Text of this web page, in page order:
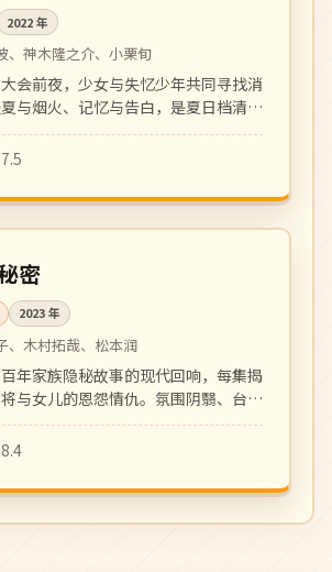
2022年
、神木隆之介、小栗旬
会前夜，少女与失忆少年共同寻找消
与烟火、记忆与告白，是夏日档清新
7.5
全 10 集
密
2023年
、木村拓哉、松本润
年家族隐秘故事的现代回响，每集揭
与女儿的恩怨情仇。氛围阴翳、台词
8.4